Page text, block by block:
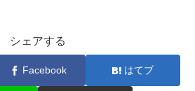
シェアする
Facebook はてブ